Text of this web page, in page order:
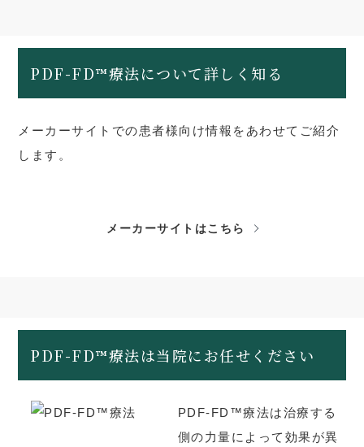
PDF-FD™療法について詳しく知る
メーカーサイトでの患者様向け情報をあわせてご紹介
します。
メーカーサイトはこちら
PDF-FD™療法は当院にお任せください
PDF-FD™療法は治療する
側の力量によって効果が異